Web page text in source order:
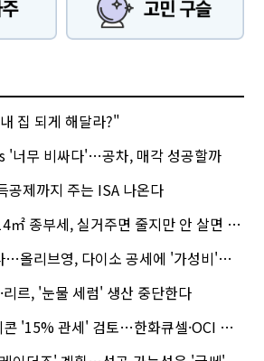
집 되게 해달라?"
'너무 비싸다'…공차, 매각 성공할까
공제까지 주는 ISA 나온다
종부세, 실거주면 줄지만 안 살면 2.5배
리브영, 다이소 공세에 '가성비'로 맞불
리르, '눈물 세럼' 생산 중단한다
'15% 관세' 검토…한화큐셀·OCI 영향은?